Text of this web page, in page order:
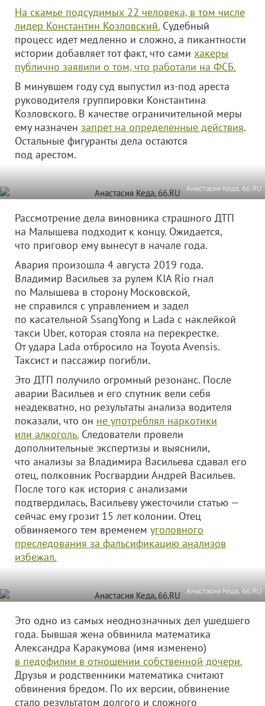
На скамье подсудимых 22 человека, в том числе
лидер Константин Козловский. Судебный
процесс идет медленно и сложно, а пикантности
истории добавляет тот факт, что сами хакеры
публично заявили о том, что работали на ФСБ.
В минувшем году суд выпустил из-под ареста
руководителя группировки Константина
Козловского. В качестве ограничительной меры
ему назначен запрет на определенные действия.
Остальные фигуранты дела остаются
под арестом.
Анастасия Кеда, 66.RU
Рассмотрение дела виновника страшного ДТП
на Малышева подходит к концу. Ожидается,
что приговор ему вынесут в начале года.
Авария произошла 4 августа 2019 года.
Владимир Васильев за рулем KIA Rio гнал
по Малышева в сторону Московской,
не справился с управлением и задел
по касательной SsangYong и Lada с наклейкой
такси Uber, которая стояла на перекрестке.
От удара Lada отбросило на Toyota Avensis.
Таксист и пассажир погибли.
Это ДТП получило огромный резонанс. После
аварии Васильев и его спутник вели себя
неадекватно, но результаты анализа водителя
показали, что он не употреблял наркотики
или алкоголь. Следователи провели
дополнительные экспертизы и выяснили,
что анализы за Владимира Васильева сдавал его
отец, полковник Росгвардии Андрей Васильев.
После того как история с анализами
подтвердилась, Васильеву ужесточили статью —
сейчас ему грозит 15 лет колонии. Отец
обвиняемого тем временем уголовного
преследования за фальсификацию анализов
избежал.
Анастасия Кеда, 66.RU
Это одно из самых неоднозначных дел ушедшего
года. Бывшая жена обвинила математика
Александра Каракумова (имя изменено)
в педофилии в отношении собственной дочери.
Друзья и родственники математика считают
обвинения бредом. По их версии, обвинение
стало результатом долгого и сложного